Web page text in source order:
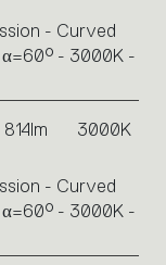
- Curved
α=60° - 3000K -
814lm 3000K
- Curved
α=60° - 3000K -